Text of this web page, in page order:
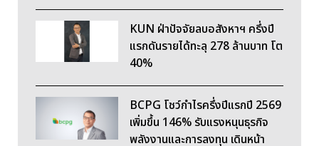
KUN ฝ่าปัจจัยลบอสังหาฯ ครึ่งปี
แรกดันรายได้ทะลุ 278 ล้านบาท โต
40%
BCPG โชว์กำไรครึ่งปีแรกปี 2569
เพิ่มขึ้น 146% รับแรงหนุนธุรกิจ
พลังงานและการลงทุน เดินหน้า